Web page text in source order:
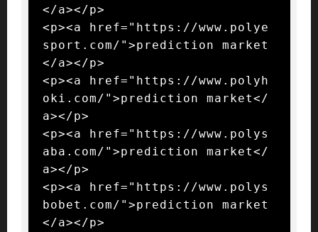
</a></p>
<p><a href="https://www.polye
sport.com/">prediction market
</a></p>
<p><a href="https://www.polyh
oki.com/">prediction market</
a></p>
<p><a href="https://www.polys
aba.com/">prediction market</
a></p>
<p><a href="https://www.polys
bobet.com/">prediction market
</a></p>